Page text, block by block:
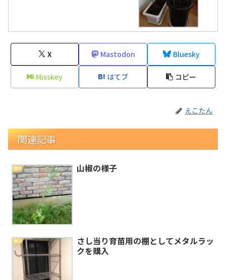
X Mastodon Bluesky
Misskey はてブ コピー
えこたん
関連記事
園芸 山椒の様子
園芸
さし当り育苗用の棚としてメタルラッ
クを購入